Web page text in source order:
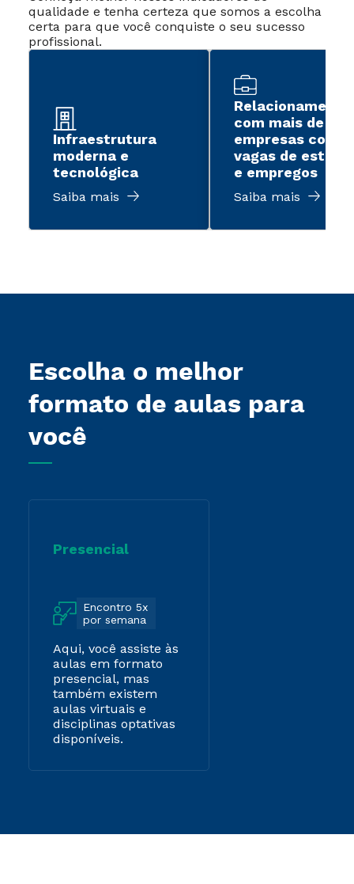
qualidade e tenha certeza que somos a escolha
certa para que você conquiste o seu sucesso
profissional.
Infraestrutura
moderna e
tecnológica
Saiba mais
Relacionamento
com mais de 2
empresas com
vagas de estágio
e empregos
Saiba mais
Escolha o melhor
formato de aulas para
você
Presencial
Encontro 5x
por semana
Aqui, você assiste às
aulas em formato
presencial, mas
também existem
aulas virtuais e
disciplinas optativas
disponíveis.